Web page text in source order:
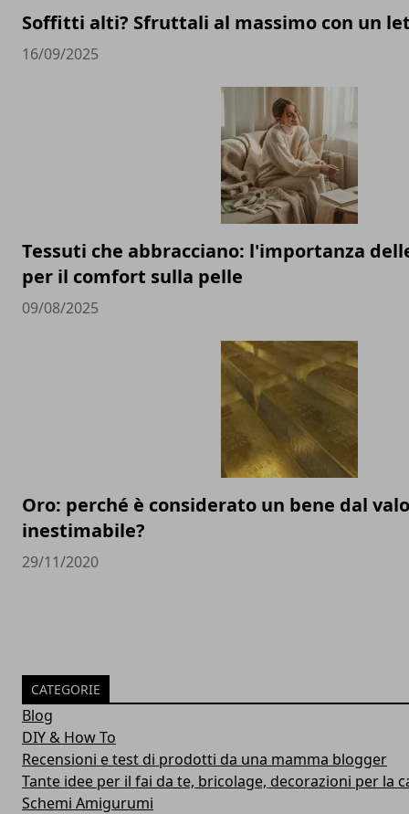
Soffitti alti? Sfruttali al massimo con un
16/09/2025
Tessuti che abbracciano: l'importanza
per il comfort sulla pelle
09/08/2025
Oro: perché è considerato un bene dal
inestimabile?
29/11/2020
CATEGORIE
Blog
DIY & How To
Recensioni e test di prodotti da una mamma blogger
Tante idee per il fai da te, bricolage, decorazioni per la
Schemi Amigurumi